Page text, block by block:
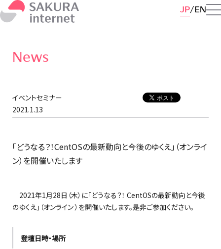
JP EN
News
イベントセミナー
2021.1.13
「どうなる？！CentOSの最新動向と今後のゆくえ」（オンライ
ン）を開催いたします
2021年1月28日（木）に「どうなる？！ CentOSの最新動向と今後
のゆくえ」（オンライン ）を開催いたします。是非ご参加ください。
登壇日時・場所